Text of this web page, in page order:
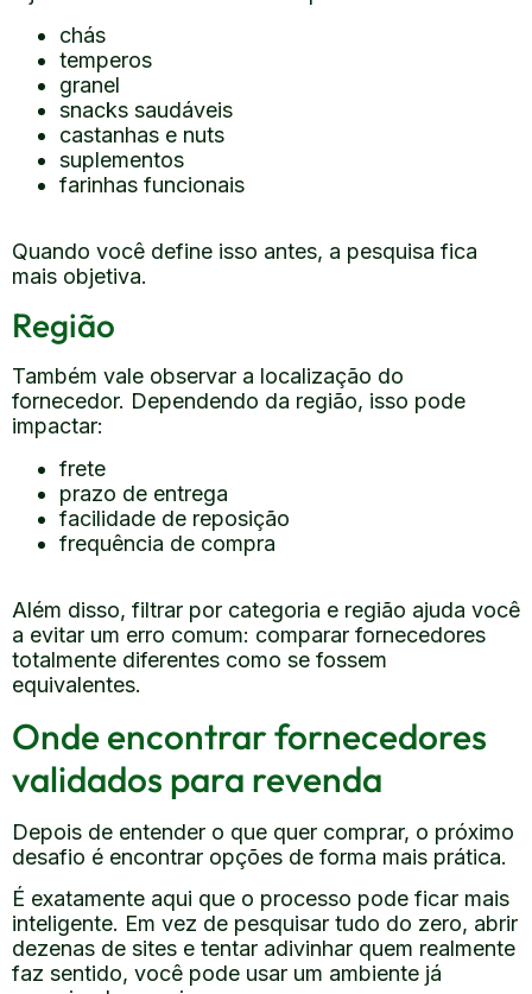
chás
temperos
granel
snacks saudáveis
castanhas e nuts
suplementos
farinhas funcionais
Quando você define isso antes, a pesquisa fica
mais objetiva.
Região
Também vale observar a localização do
fornecedor. Dependendo da região, isso pode
impactar:
frete
prazo de entrega
facilidade de reposição
frequência de compra
Além disso, filtrar por categoria e região ajuda você
a evitar um erro comum: comparar fornecedores
totalmente diferentes como se fossem
equivalentes.
Onde encontrar fornecedores
validados para revenda
Depois de entender o que quer comprar, o próximo
desafio é encontrar opções de forma mais prática.
É exatamente aqui que o processo pode ficar mais
inteligente. Em vez de pesquisar tudo do zero, abrir
dezenas de sites e tentar adivinhar quem realmente
faz sentido, você pode usar um ambiente já